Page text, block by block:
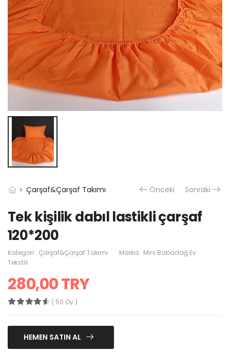
Çarşaf&Çarşaf Takımı Önceki Sonraki
Tek kişilik dabıl lastikli çarşaf
120*200
Kategori: Çarşaf&Çarşaf Takımı Marka: Mini Babadağ Ev
Tekstili
280,00 TRY
( 50 Oy )
HEMEN SATIN AL